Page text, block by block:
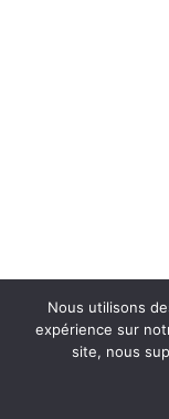
Nous utilisons
expérience sur
site, nous